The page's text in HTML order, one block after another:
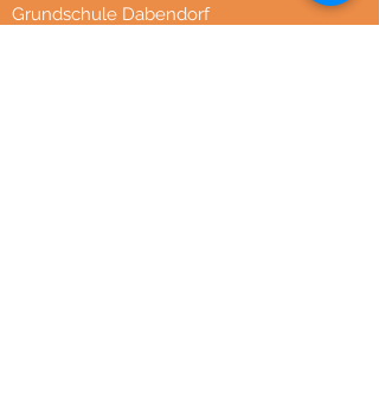
Grundschule Dabendorf